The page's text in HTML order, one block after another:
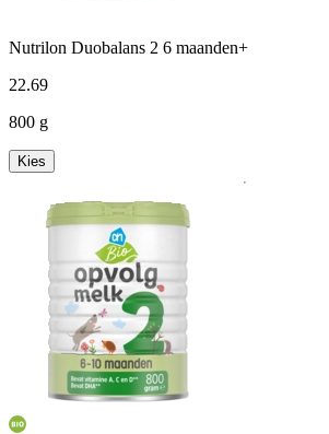
Nutrilon Duobalans 2 6 maanden+
22.69
800 g
Kies